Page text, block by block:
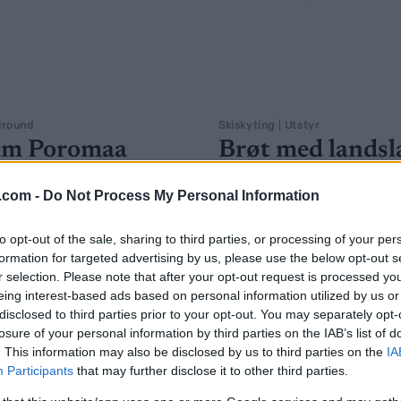
- Do Not Process My Personal Information
opt-out of the sale, sharing to third parties, or processing of your
for targeted advertising by us, please use the below opt-out
selection. Please note that after your opt-out request is processed
interest-based ads based on personal information utilized by us
to third parties prior to your opt-out. You may separately
of your personal information by third parties on the IAB’s list of
This information may also be disclosed by us to third parties on the
Participants that may further disclose it to other third parties.
Poromaa
da nesten ingenting
Poromaa grep foran
2027 med VM på
i Falun.
og håper på
samme skimerke som blant
Hedegart.
Skiskyting Utstyr
Brøt med
skiparken
BY INGEBORG SCHEVE
Først forlot hun landslaget. Nå
slutt med skileverandøren
VM-medaljer og to OL-